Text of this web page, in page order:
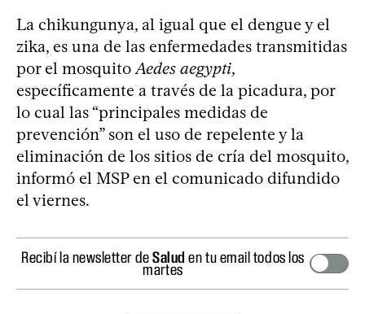
La chikungunya, al igual que el dengue y el
zika, es una de las enfermedades transmitidas
por el mosquito Aedes aegypti,
específicamente a través de la picadura, por
lo cual las “principales medidas de
prevención” son el uso de repelente y la
eliminación de los sitios de cría del mosquito,
informó el MSP en el comunicado difundido
el viernes.
Recibí la newsletter deSalud en tu email todos los
martes